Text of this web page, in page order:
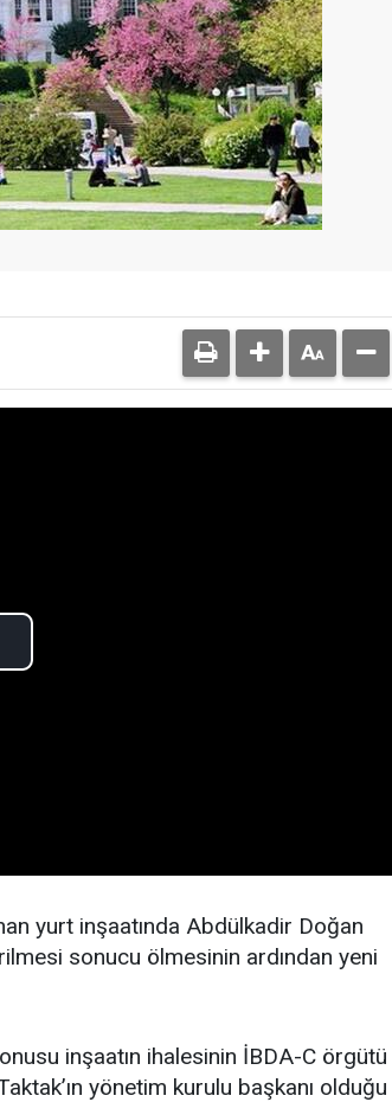
yurt inşaatında Abdülkadir Doğan
sonucu ölmesinin ardından yeni
inşaatın ihalesinin İBDA-C örgütü
yönetim kurulu başkanı olduğu